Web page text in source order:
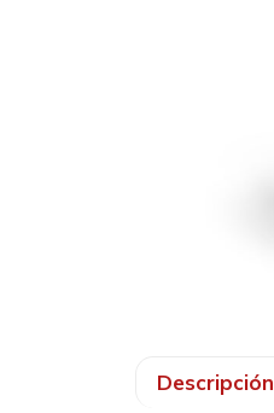
Descripción